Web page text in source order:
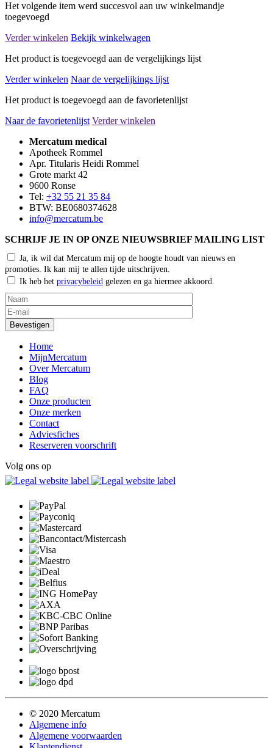
Het volgende item werd succesvol aan uw winkelmandje
toegevoegd
Verder winkelen Bekijk winkelwagen
Het product is toegevoegd aan de vergelijkings lijst
Verder winkelen Naar de vergelijkings lijst
Het product is toegevoegd aan de favorietenlijst
Naar de favorietenlijst Verder winkelen
Mercatum medical
Apotheek Rommel
Apr. Titularis Heidi Rommel
Grote markt 42
9600 Ronse
Tel: +32 55 21 35 84
BTW: BE0680374628
info@mercatum.be
SCHRIJF JE IN OP ONZE NIEUWSBRIEF MAILING LIST
Ja, ik wil dat Mercatum mij op de hoogte houdt van nieuws en
promoties. Ik kan mij te allen tijde uitschrijven.
Ik heb het privacybeleid gelezen en ga hiermee akkoord.
Home
MijnMercatum
Over Mercatum
Blog
FAQ
Onze producten
Onze merken
Contact
Adviesfiches
Reserveren voorschrift
Volg ons op
© 2020 Mercatum
Algemene info
Algemene voorwaarden